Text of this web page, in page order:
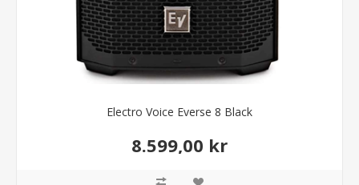
Electro Voice Everse 8 Black
8.599,00 kr